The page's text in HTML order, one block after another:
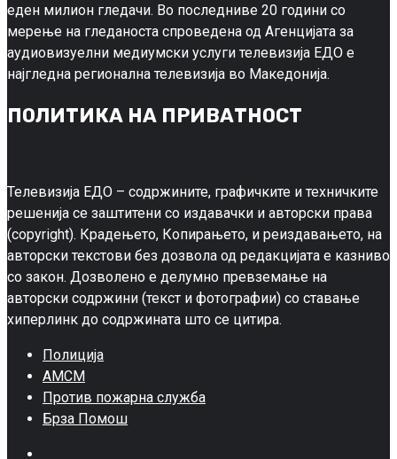
еден милион гледачи. Во последниве 20 години со
мерење на гледаноста спроведена од Агенцијата за
аудиовизуелни медиумски услуги телевизија ЕДО е
најгледна регионална телевизија во Македонија.
ПОЛИТИКА НА ПРИВАТНОСТ
Телевизија ЕДО – содржините, графичките и техничките
решенија се заштитени со издавачки и авторски права
(copyright). Крадењето, Копирањето, и реиздавањето, на
авторски текстови без дозвола од редакцијата е казниво
со закон. Дозволено е делумно превземање на
авторски содржини (текст и фотографии) со ставање
хиперлинк до содржината што се цитира.
Полиција
АМСМ
Против пожарна служба
Брза Помош